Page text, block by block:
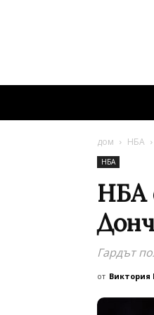
дом НБА
НБА
НБА
Гардът
от Виктория